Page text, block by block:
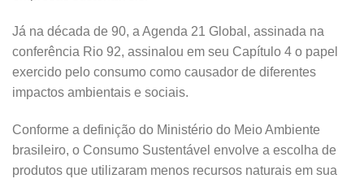
Já na década de 90, a Agenda 21 Global, assinada na
conferência Rio 92, assinalou em seu Capítulo 4 o papel
exercido pelo consumo como causador de diferentes
impactos ambientais e sociais.
Conforme a definição do Ministério do Meio Ambiente
brasileiro, o Consumo Sustentável envolve a escolha de
produtos que utilizaram menos recursos naturais em sua